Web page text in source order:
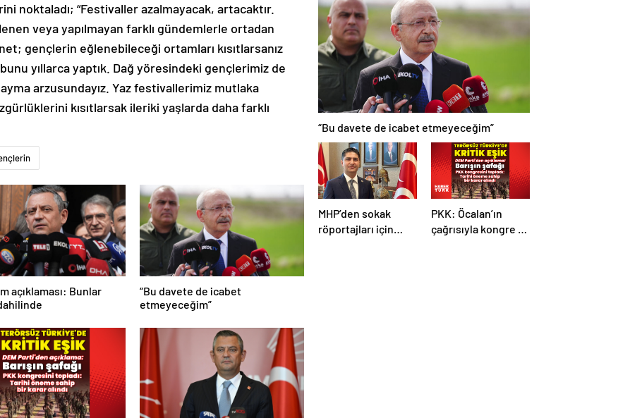
noktaladı; “Festivaller azalmayacak, artacaktır.
veya yapılmayan farklı gündemlerle ortadan
gençlerin eğlenebileceği ortamları kısıtlarsanız
yıllarca yaptık. Dağ yöresindeki gençlerimiz de
arzusundayız. Yaz festivallerimiz mutlaka
kısıtlarsak ileriki yaşlarda daha farklı
açıklaması: Bunlar
“Bu davete de icabet
etmeyeceğim”
açıklama
“Bu davete de icabet etmeyeceğim”
MHP’den sokak
röportajları için
PKK: Öcalan’ın
çağrısıyla kongre 5-